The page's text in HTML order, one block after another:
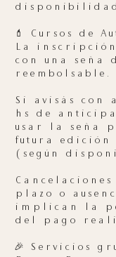
💄 Cursos de
La
con una seña
reembolsable.
Si avisás con
hs de
usar la seña
futura edición
(según
plazo o
implican la
del pago
🎉 Servicios